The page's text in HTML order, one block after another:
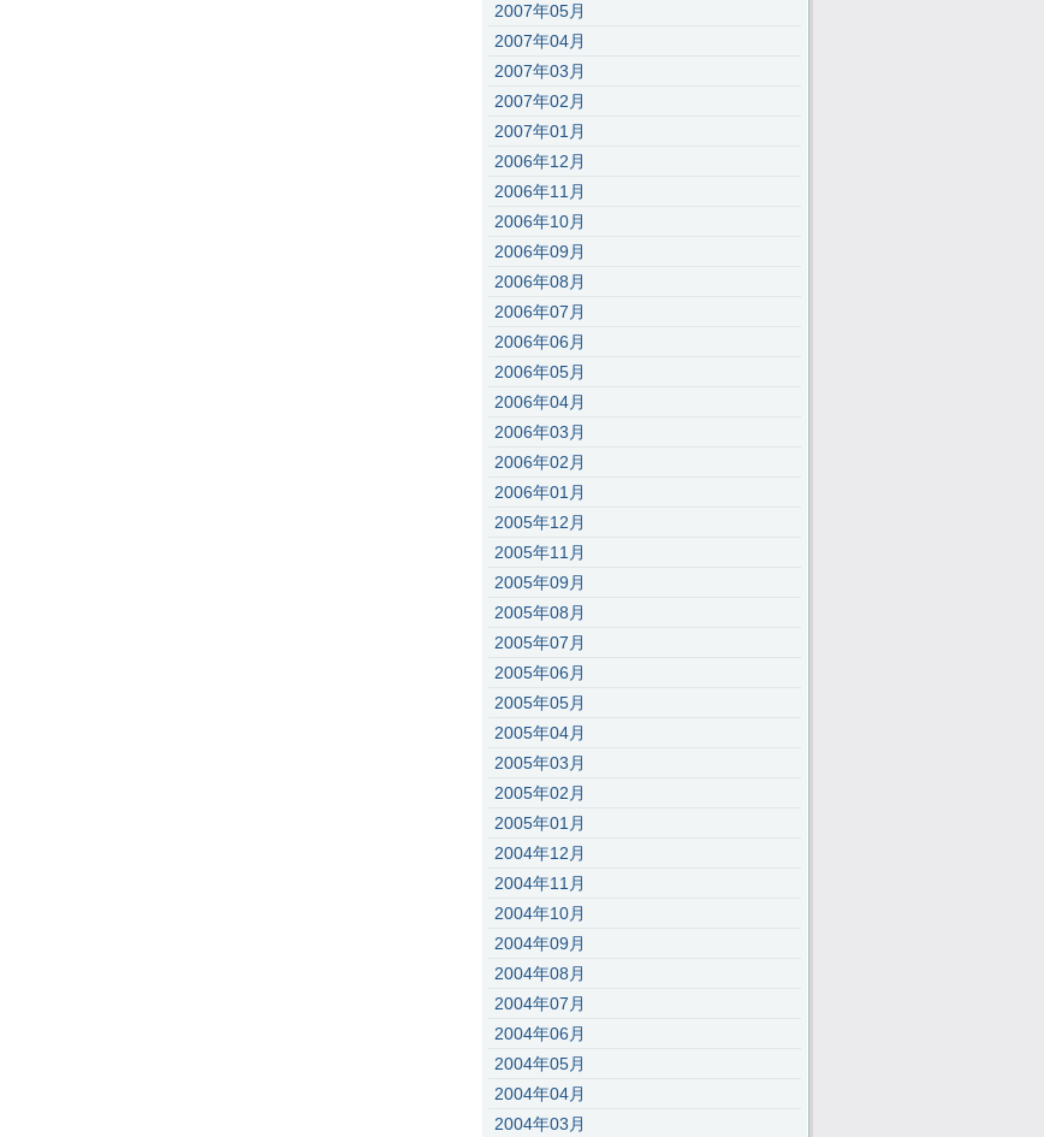
2007年05月
2007年04月
2007年03月
2007年02月
2007年01月
2006年12月
2006年11月
2006年10月
2006年09月
2006年08月
2006年07月
2006年06月
2006年05月
2006年04月
2006年03月
2006年02月
2006年01月
2005年12月
2005年11月
2005年09月
2005年08月
2005年07月
2005年06月
2005年05月
2005年04月
2005年03月
2005年02月
2005年01月
2004年12月
2004年11月
2004年10月
2004年09月
2004年08月
2004年07月
2004年06月
2004年05月
2004年04月
2004年03月